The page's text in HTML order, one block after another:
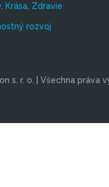
Krása, Zdravie
rozvoj
s. r. o. | Všechna práva